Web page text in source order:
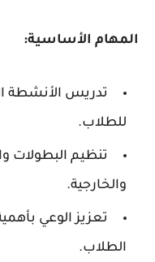
المهام الأساسية:
تدريس الأنشطة
للطلاب.
تنظيم البطولات
والخارجية.
تعزيز الوعي
الطلاب.